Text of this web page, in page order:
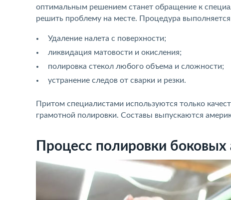
оптимальным решением станет обращение к
решить проблему на месте. Процедура выполняется
Удаление налета с поверхности;
ликвидация матовости и окисления;
полировка стекол любого объема и сложности;
устранение следов от сварки и резки.
Притом специалистами используются только
грамотной полировки. Составы выпускаются
Процесс полировки